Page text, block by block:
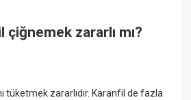
zararlı mı?
tüketmek zararlıdır. Karanfil de fazla